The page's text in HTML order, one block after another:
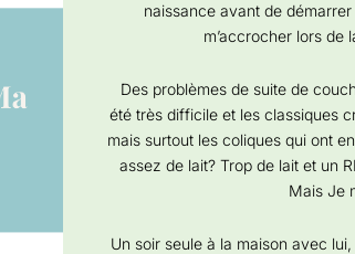
naissance avant de
m’accrocher lors de
Des problèmes de suite de
été très difficile et les classiques
mais surtout les coliques qui ont
assez de lait? Trop de lait et un
Mais Je
Un soir seule à la maison avec